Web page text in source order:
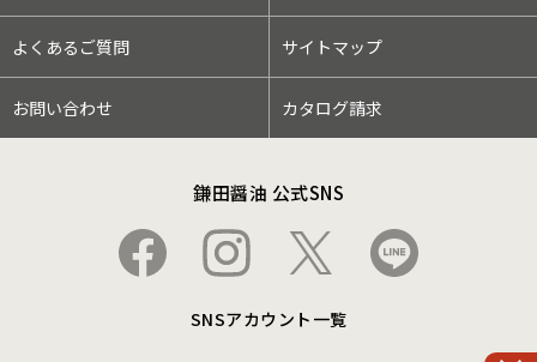
よくあるご質問 サイトマップ
お問い合わせ カタログ請求
鎌田醤油 公式SNS
SNSアカウント一覧